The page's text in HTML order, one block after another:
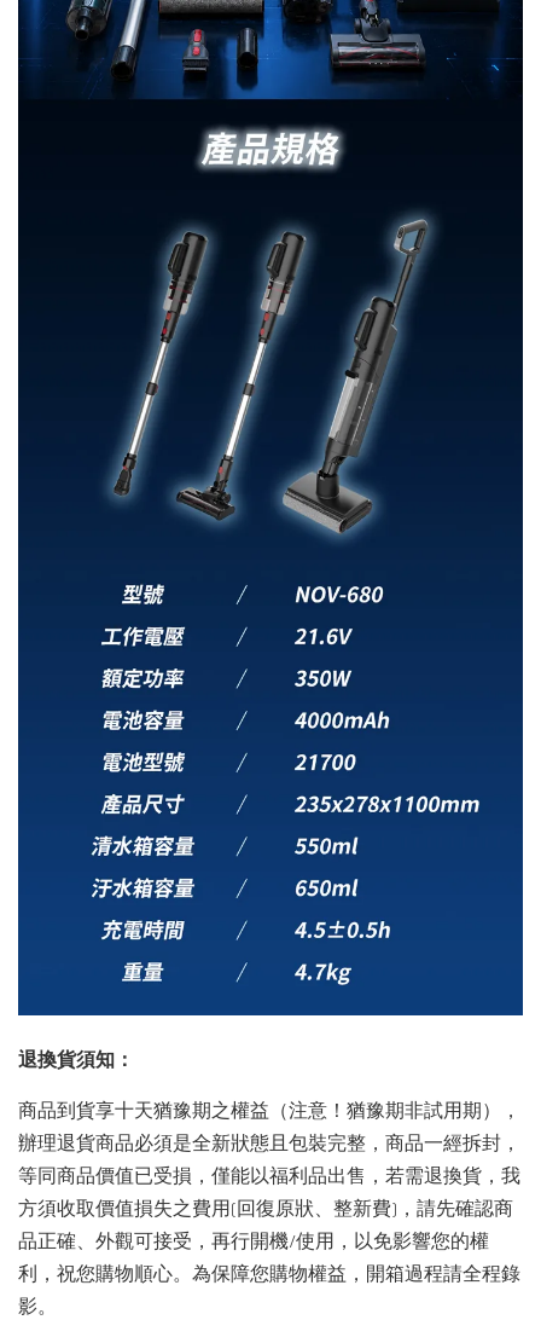
退換貨須知：
商品到貨享十天猶豫期之權益（注意！猶豫期非試用期），
辦理退貨商品必須是全新狀態且包裝完整，商品一經拆封，
等同商品價值已受損，僅能以福利品出售，若需退換貨，我
方須收取價值損失之費用(回復原狀、整新費)，請先確認商
品正確、外觀可接受，再行開機/使用，以免影響您的權
利，祝您購物順心。為保障您購物權益，開箱過程請全程錄
影。